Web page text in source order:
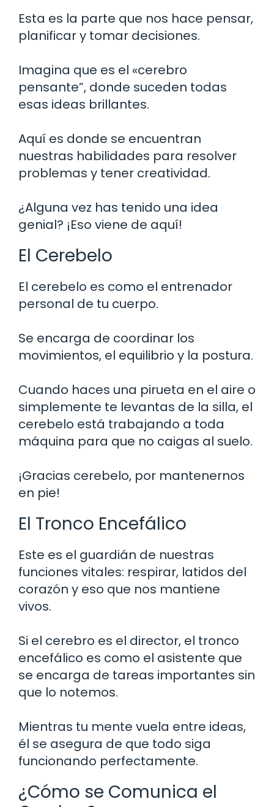
Esta es la parte que nos hace pensar,
planificar y tomar decisiones.
Imagina que es el «cerebro
pensante”, donde suceden todas
esas ideas brillantes.
Aquí es donde se encuentran
nuestras habilidades para resolver
problemas y tener creatividad.
¿Alguna vez has tenido una idea
genial? ¡Eso viene de aquí!
El Cerebelo
El cerebelo es como el entrenador
personal de tu cuerpo.
Se encarga de coordinar los
movimientos, el equilibrio y la postura.
Cuando haces una pirueta en el aire o
simplemente te levantas de la silla, el
cerebelo está trabajando a toda
máquina para que no caigas al suelo.
¡Gracias cerebelo, por mantenernos
en pie!
El Tronco Encefálico
Este es el guardián de nuestras
funciones vitales: respirar, latidos del
corazón y eso que nos mantiene
vivos.
Si el cerebro es el director, el tronco
encefálico es como el asistente que
se encarga de tareas importantes sin
que lo notemos.
Mientras tu mente vuela entre ideas,
él se asegura de que todo siga
funcionando perfectamente.
¿Cómo se Comunica el